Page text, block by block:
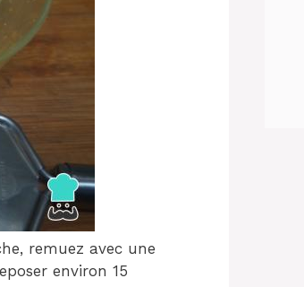
remuez avec une
environ 15